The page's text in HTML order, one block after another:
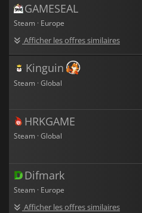
GAMESEAL
Steam · Europe
Afficher les offres similaires
Kinguin
Steam · Global
HRKGAME
Steam · Global
Difmark
Steam · Europe
Afficher les offres similaires